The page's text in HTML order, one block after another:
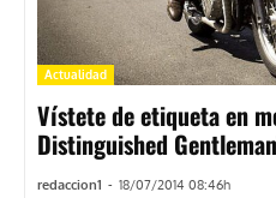
Actualidad
Vístete de etiqueta en
Distinguished
redaccion1 - 18/07/2014 08:46h